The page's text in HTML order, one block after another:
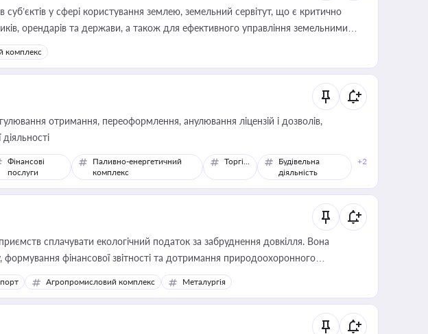
суб’єктів у сфері користування землею, земельний сервітут, що є критично
орендарів та держави, а також для ефективного управління земельними
комплекс
отримання, переоформлення, анулювання ліцензій і дозволів,
Фінансові
послуги
Паливно-енергетичний
комплекс
Торгівля
Будівельна
діяльність
+2
сплачувати екологічний податок за забруднення довкілля. Вона
фінансової звітності та дотримання природоохоронного
Агропромисловий комплекс Металургія